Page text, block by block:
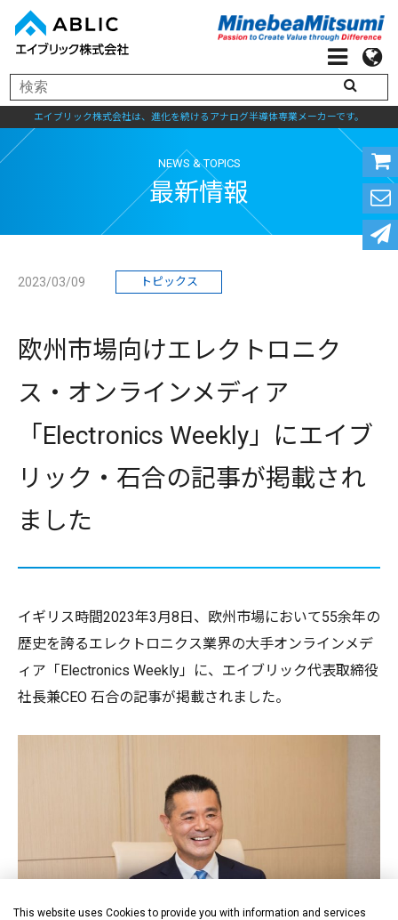
エイブリック株式会社は、進化を続けるアナログ半導体専業メーカーです。
NEWS & TOPICS
最新情報
2023/03/09 トピックス
欧州市場向けエレクトロニク
ス・オンラインメディア
「Electronics Weekly」にエイブ
リック・石合の記事が掲載され
ました
イギリス時間2023年3月8日、欧州市場において55余年の
歴史を誇るエレクトロニクス業界の大手オンラインメデ
ィア「Electronics Weekly」に、エイブリック代表取締役
社長兼CEO 石合の記事が掲載されました。
This website uses Cookies to provide you with information and services